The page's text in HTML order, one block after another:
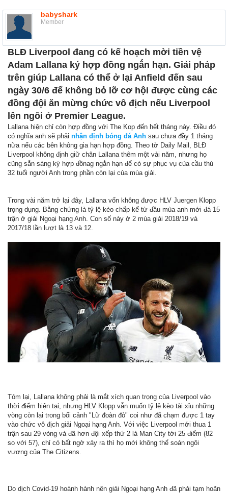
babyshark
Member
BLĐ Liverpool đang có kế hoạch mời tiền vệ
Adam Lallana ký hợp đồng ngắn hạn. Giải pháp
trên giúp Lallana có thể ở lại Anfield đến sau
ngày 30/6 để không bỏ lỡ cơ hội được cùng các
đồng đội ăn mừng chức vô địch nếu Liverpool
lên ngôi ở Premier League.
Lallana hiện chỉ còn hợp đồng với The Kop đến hết tháng này. Điều đó
có nghĩa anh sẽ phải nhận định bóng đá Anh sau chưa đầy 1 tháng
nữa nếu các bên không gia hạn hợp đồng. Theo tờ Daily Mail, BLĐ
Liverpool không định giữ chân Lallana thêm một vài năm, nhưng họ
cũng sẵn sàng ký hợp đồnag ngắn hạn để có sự phục vụ của cầu thủ
32 tuổi người Anh trong phần còn lại của mùa giải.
Trong vài năm trở lại đây, Lallana vốn không được HLV Juergen Klopp
trọng dụng. Bằng chứng là tỷ lệ kèo chấp kể từ đầu mùa anh mới đá 15
trận ở giải Ngoại hạng Anh. Con số này ở 2 mùa giải 2018/19 và
2017/18 lần lượt là 13 và 12.
Tóm lại, Lallana không phải là mắt xích quan trọng của Liverpool vào
thời điểm hiện tại, nhưng HLV Klopp vẫn muốn tỷ lệ kèo tài xỉu những
vòng còn lại trong bối cảnh "Lữ đoàn đỏ" coi như đã chạm được 1 tay
vào chức vô địch giải Ngoại hạng Anh. Với việc Liverpool mới thua 1
trận sau 29 vòng và đã hơn đội xếp thứ 2 là Man City tới 25 điểm (82
so với 57), chỉ có bất ngờ xảy ra thì họ mới không thể soán ngôi
vương của The Citizens.
Do dịch Covid-19 hoành hành nên giải Ngoại hạng Anh đã phải tạm hoãn